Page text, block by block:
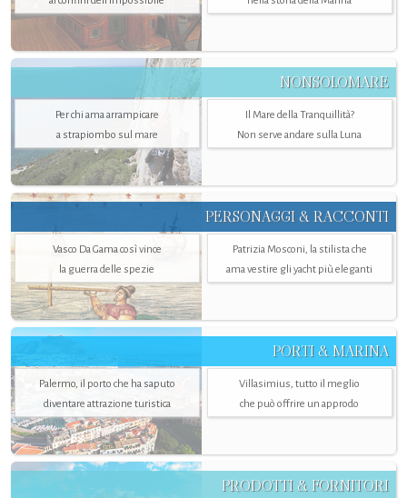
NONSOLOMARE
Per chi ama arrampicare
a strapiombo sul mare
Il Mare della Tranquillità?
Non serve andare sulla Luna
PERSONAGGI & RACCONTI
Vasco Da Gama così vince
la guerra delle spezie
Patrizia Mosconi, la stilista che
ama vestire gli yacht più eleganti
PORTI & MARINA
Palermo, il porto che ha saputo
diventare attrazione turistica
Villasimius, tutto il meglio
che può offrire un approdo
PRODOTTI & FORNITORI